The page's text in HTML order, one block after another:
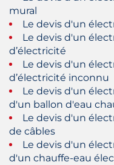
mural
Le devis d'un
Le devis d'un
d’électricité
Le devis d'un
d’électricité inconnu
Le devis d'un
d'un ballon d'eau
Le devis d'un
de câbles
Le devis d'un
d'un chauffe-eau